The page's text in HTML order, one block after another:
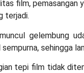
film, pemasangan
terjadi.
gelembung
sehingga
tepi film tidak